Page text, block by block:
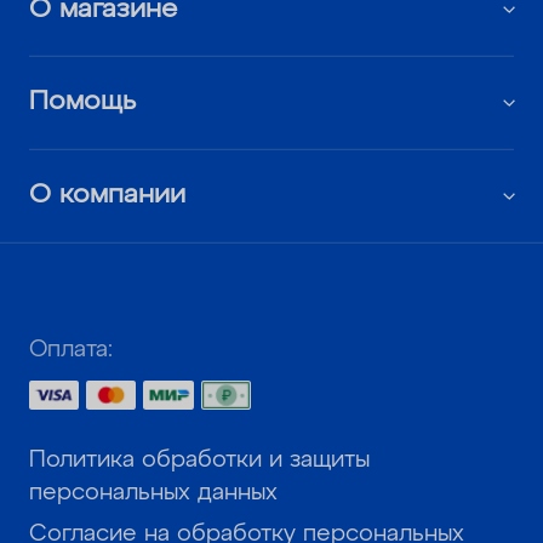
О магазине
Помощь
О компании
Оплата:
Политика обработки и защиты
персональных данных
Согласие на обработку персональных